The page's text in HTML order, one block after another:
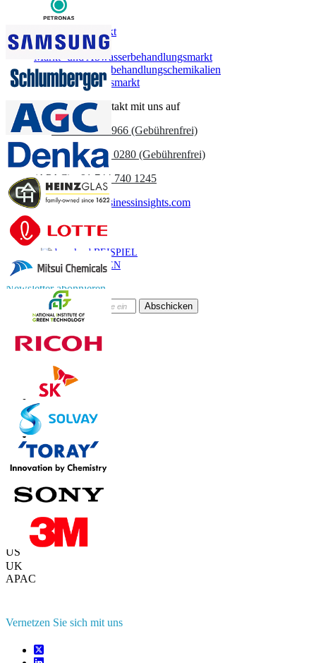
Verwandte Berichte
Wasserreinermarkt
Membran -Markt
Markt- und Abwasserbehandlungsmarkt
Markt für Wasserbehandlungschemikalien
Industriefiltrationsmarkt
Nehmen Sie Kontakt mit uns auf
US+1 833 909 2966 (Gebührenfrei)
UK +44 808 502 0280 (Gebührenfrei)
(APAC) +91 744 740 1245
sales@fortunebusinessinsights.com
Anruf
E-Mail
BEISPIEL
HERUNTERLADEN
Newsletter abonnieren
Abschicken
Kontaktieren Sie uns
US
UK
APAC
Vernetzen Sie sich mit uns